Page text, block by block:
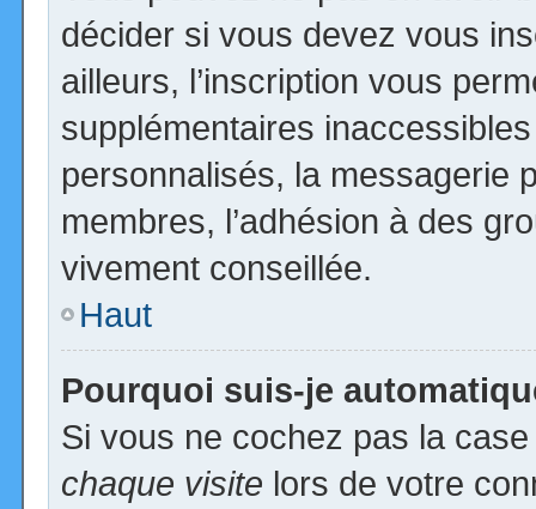
décider si vous devez vous
ailleurs, l’inscription vous
supplémentaires
personnalisés, la messagerie
membres, l’adhésion à des
vivement conseillée.
Haut
Pourquoi suis-je
Si vous ne cochez pas la
chaque visite lors de votre